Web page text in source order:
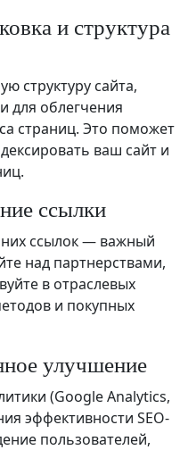
и структура
структуру сайта,
для облегчения
страниц. Это поможет
ваш сайт и
ссылки
ссылок — важный
над партнерствами,
в отраслевых
и покупных
улучшение
(Google Analytics,
эффективности SEO-
пользователей,